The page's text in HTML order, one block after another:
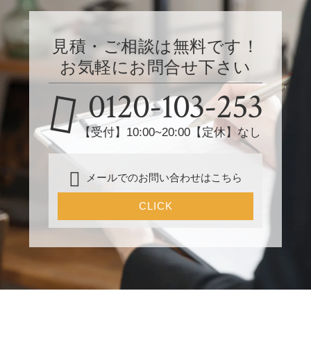
見積・ご相談は無料です！
お気軽にお問合せ下さい
0120-103-253
【受付】10:00~20:00【定休】なし
メールでのお問い合わせはこちら
CLICK